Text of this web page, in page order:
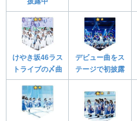
けやき坂46ラス
トライブの〆曲
デビュー曲をス
テージで初披露